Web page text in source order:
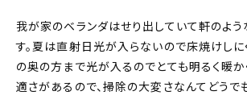
我が家のベランダはせり出していて軒のよう
す。夏は直射日光が入らないので床焼けしに
の奥の方まで光が入るのでとても明るく暖か
適さがあるので、掃除の大変さなんてどうで